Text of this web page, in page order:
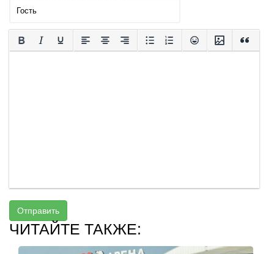
Отправить
ЧИТАЙТЕ ТАКЖЕ: